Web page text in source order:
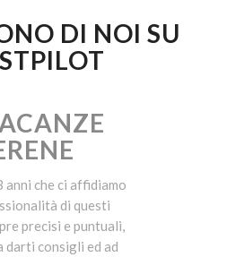
DI NOI SU
anni che ci affidiamo
di questi
precisi e puntuali,
darti consigli ed ad